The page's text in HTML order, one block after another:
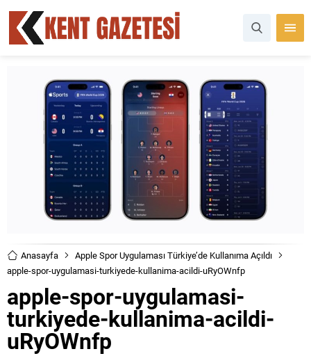
Anasayfa
Apple Spor Uygulaması Türkiye’de Kullanıma Açıldı
apple-spor-uygulamasi-turkiyede-kullanima-acildi-uRyOWnfp
apple-spor-uygulamasi-
turkiyede-kullanima-acildi-
uRyOWnfp